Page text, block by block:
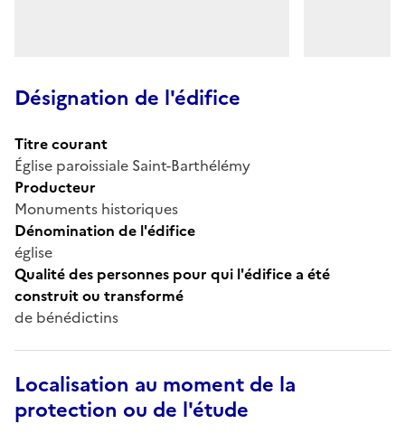
Désignation de l'édifice
Titre courant
Église paroissiale Saint-Barthélémy
Producteur
Monuments historiques
Dénomination de l'édifice
église
Qualité des personnes pour qui l'édifice a été
construit ou transformé
de bénédictins
Localisation au moment de la
protection ou de l'étude